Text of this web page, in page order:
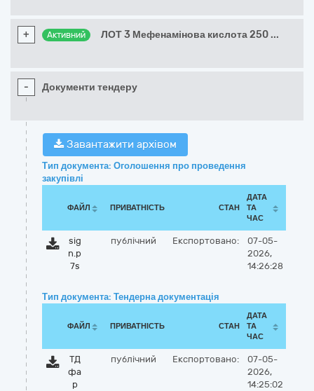
+ Активний ЛОТ 3 Мефенамінова кислота 250 ...
- Документи тендеру
Завантажити архівом
Тип документа: Оголошення про проведення
закупівлі
ФАЙЛ ПРИВАТНІСТЬ СТАН
ДАТА
ТА
ЧАС
sig
n.p
7s
публічний Експортовано:
07-05-
2026,
14:26:28
Тип документа: Тендерна документація
ФАЙЛ ПРИВАТНІСТЬ СТАН
ДАТА
ТА
ЧАС
ТД
фа
р
публічний Експортовано:
07-05-
2026,
14:25:02